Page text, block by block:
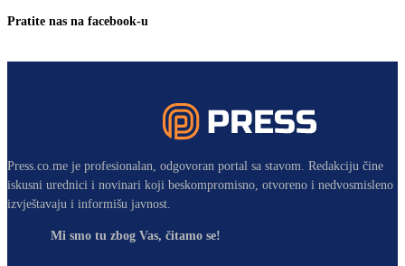
Pratite nas na facebook-u
Press.co.me je profesionalan, odgovoran portal sa stavom. Redakciju čine
iskusni urednici i novinari koji beskompromisno, otvoreno i nedvosmisleno
izvještavaju i informišu javnost.
Mi smo tu zbog Vas, čitamo se!